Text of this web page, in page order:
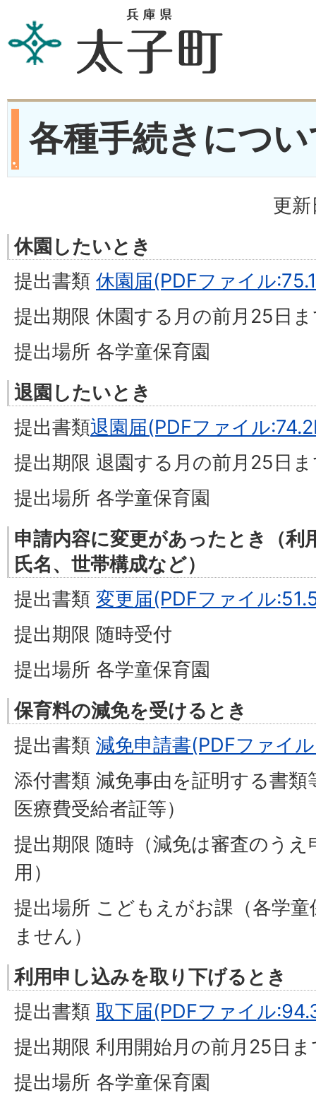
各種手続きにつ
更
休園したいとき
提出書類 休園届(PDFファイル
提出期限 休園する月の前月25日
提出場所 各学童保育園
退園したいとき
提出書類退園届(PDFファイル
提出期限 退園する月の前月25日
提出場所 各学童保育園
申請内容に変更があったとき（利
氏名、世帯構成など）
提出書類 変更届(PDFファイル
提出期限 随時受付
提出場所 各学童保育園
保育料の減免を受けるとき
提出書類 減免申請書(PDFファイ
添付書類 減免事由を証明する書類
医療費受給者証等）
提出期限 随時（減免は審査のう
用）
提出場所 こどもえがお課（各学
ません）
利用申し込みを取り下げるとき
提出書類 取下届(PDFファイル
提出期限 利用開始月の前月25日ま
提出場所 各学童保育園